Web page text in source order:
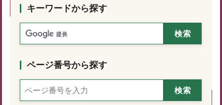
キーワードから探す
ページ番号から探す